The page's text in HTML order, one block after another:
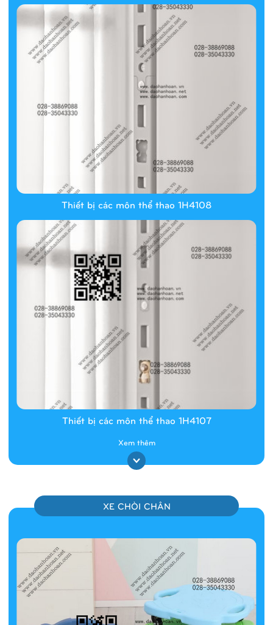
Thiết bị các môn thể thao 1H4108
Thiết bị các môn thể thao 1H4107
Xem thêm
XE CHÒI CHÂN